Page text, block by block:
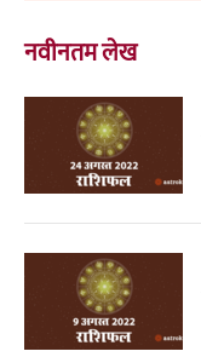
नवीनतम लेख